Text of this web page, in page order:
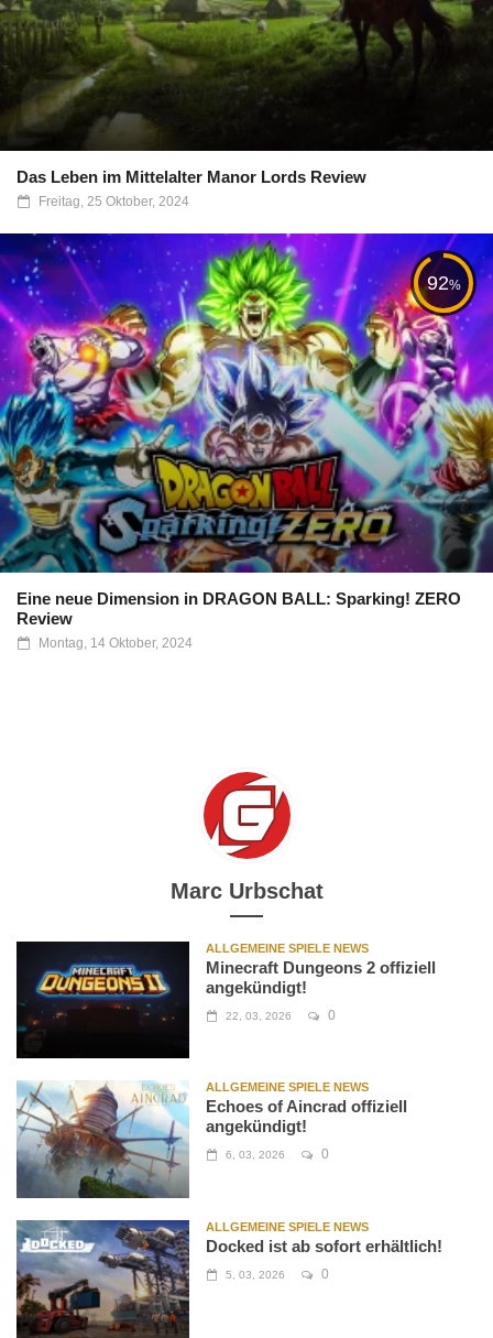
Das Leben im Mittelalter Manor Lords Review
Freitag, 25 Oktober, 2024
92%
Eine neue Dimension in DRAGON BALL: Sparking! ZERO
Review
Montag, 14 Oktober, 2024
Marc Urbschat
ALLGEMEINE SPIELE NEWS
Minecraft Dungeons 2 offiziell
angekündigt!
22, 03, 2026 0
ALLGEMEINE SPIELE NEWS
Echoes of Aincrad offiziell
angekündigt!
6, 03, 2026 0
ALLGEMEINE SPIELE NEWS
Docked ist ab sofort erhältlich!
5, 03, 2026 0